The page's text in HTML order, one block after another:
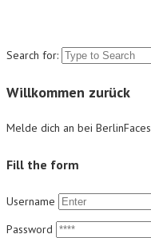
Search for:
Willkommen zurück
Melde dich an bei BerlinFaces
Fill the form
Username
Password